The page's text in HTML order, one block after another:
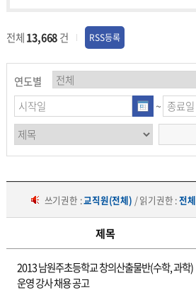
전체13,668건 RSS등록
연도별
~
쓰기권한 :교직원(전체) / 읽기권한 :전체
제목
2013 남원주초등학교 창의산출물반(수학, 과학)
운영 강사 채용 공고